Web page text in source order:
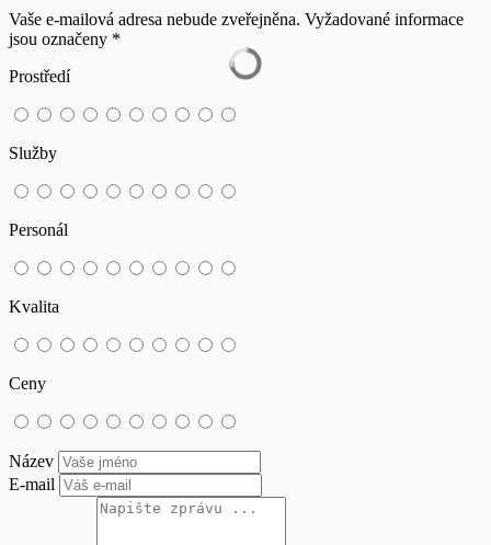
Vaše e-mailová adresa nebude zveřejněna. Vyžadované informace
jsou označeny *
Prostředí
Služby
Personál
Kvalita
Ceny
Název
E-mail